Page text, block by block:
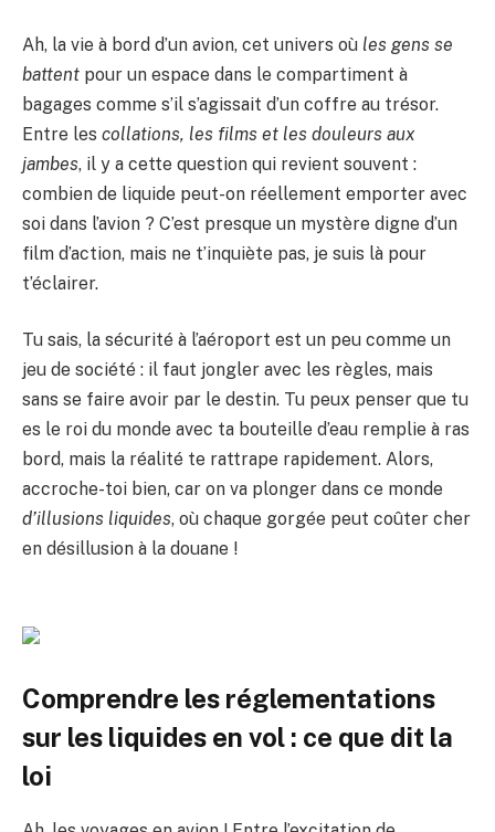
Ah, la vie à bord d’un avion, cet univers où les gens se
battent pour un espace dans le compartiment à
bagages comme s’il s’agissait d’un coffre au trésor.
Entre les collations, les films et les douleurs aux
jambes, il y a cette question qui revient souvent :
combien de liquide peut-on réellement emporter avec
soi dans l’avion ? C’est presque un mystère digne d’un
film d’action, mais ne t’inquiète pas, je suis là pour
t’éclairer.
Tu sais, la sécurité à l’aéroport est un peu comme un
jeu de société : il faut jongler avec les règles, mais
sans se faire avoir par le destin. Tu peux penser que tu
es le roi du monde avec ta bouteille d’eau remplie à ras
bord, mais la réalité te rattrape rapidement. Alors,
accroche-toi bien, car on va plonger dans ce monde
d’illusions liquides, où chaque gorgée peut coûter cher
en désillusion à la douane !
Comprendre les réglementations
sur les liquides en vol : ce que dit la
loi